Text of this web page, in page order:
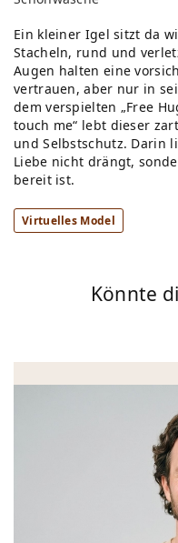
te
Ein kleiner Igel sitzt da
Stacheln, rund und
Augen halten eine
vertrauen, aber nur in
dem verspielten „Free
touch me“ lebt dieser
und Selbstschutz. Darin
Liebe nicht drängt,
bereit ist.
Virtuelles Model
Könnte